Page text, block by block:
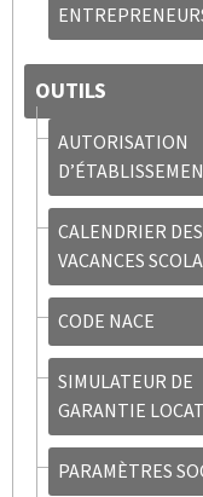
OUTILS
AUTORISATION
CALENDRIER DES
VACANCES
CODE NACE
SIMULATEUR DE
GARANTIE
PARAMÈTRES